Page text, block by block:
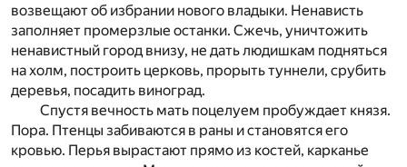
возвещают об избрании нового владыки. Ненависть
заполняет промерзлые останки. Сжечь, уничтожить
ненавистный город внизу, не дать людишкам подняться
на холм, построить церковь, прорыть туннели, срубить
деревья, посадить виноград.
Спустя вечность мать поцелуем пробуждает князя.
Пора. Птенцы забиваются в раны и становятся его
кровью. Перья вырастают прямо из костей, карканье